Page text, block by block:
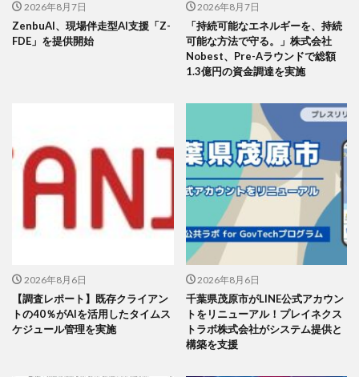
2026年8月7日
ZenbuAI、現場伴走型AI支援「Z-
FDE」を提供開始
2026年8月7日
「持続可能なエネルギーを、持続
可能な方法で守る。」株式会社
Nobest、Pre-Aラウンドで総額
1.3億円の資金調達を実施
2026年8月6日
【調査レポート】既存クライアン
トの40％がAIを活用したタイムス
ケジュール管理を実施
2026年8月6日
千葉県茂原市がLINE公式アカウン
トをリニューアル！プレイネクス
トラボ株式会社がシステム提供と
構築を支援